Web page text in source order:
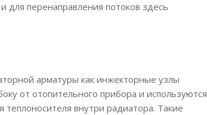
для перенаправления потоков здесь
арматуры как инжекторные узлы
от отопительного прибора и используются
внутри радиатора. Такие